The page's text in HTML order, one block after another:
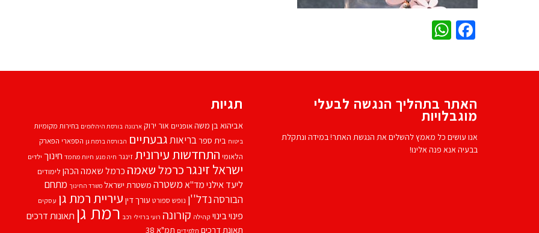
Facebook
האתר בתהליך הנגשה לבעלי
מוגבלויות
אנו עושים כל מאמץ להשלים את הנגשת האתר! במידה ונתקלת
בבעיה אנא פנה אלינו!
תגיות
אביהוא בן משהאופניים אור ירוק ארנונה בורסת היהלומים בחירות מקומיות
ביטוח בית ספרבריאותגבעתיים הבורסה ברמת גן הספארי הפארק
הלאומי התחדשות עירוניתזינגר חיה מנע חיות מחמד חינוך ילדים
ישראל זינגרכרמל שאמה כרמל שאמה הכהן לימודים
ליעד אילנימד''אמשטרה משטרת ישראל משרד החינוך מתחם
הבורסהנדל''ן נופש ספורט עורך דין עיריית רמת גן עסקים
פינוי בינוי קהילה קורונה רועי ברזילי רכב רמת גן תאונות דרכים
תאונת דרכים תלמידים תמ"א 38